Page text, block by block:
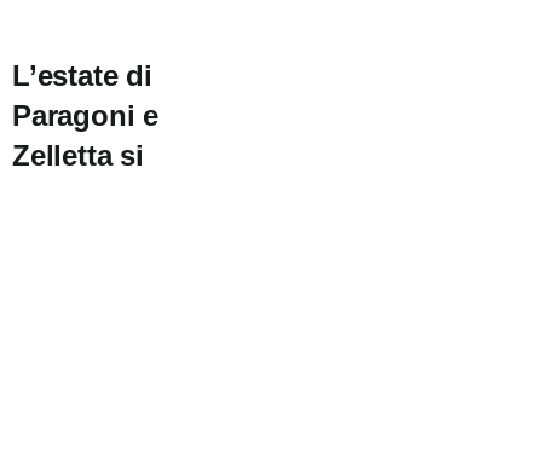
L’estate di
Paragoni e
Zelletta si